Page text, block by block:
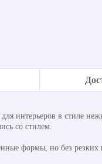
интерьеров в стиле
со стилем.
формы, но без резких